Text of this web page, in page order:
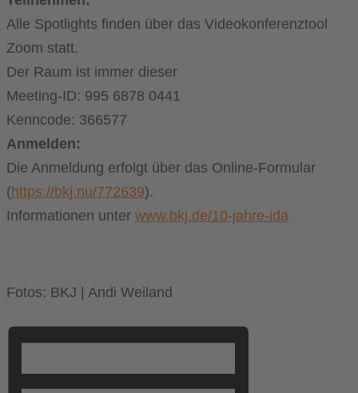
Alle Spotlights finden über das Videokonferenztool
Zoom statt.
Der Raum ist immer dieser
Meeting-ID: 995 6878 0441
Kenncode: 366577
Anmelden:
Die Anmeldung erfolgt über das Online-Formular
(https://bkj.nu/772639).
Informationen unter www.bkj.de/10-jahre-ida
Fotos: BKJ | Andi Weiland